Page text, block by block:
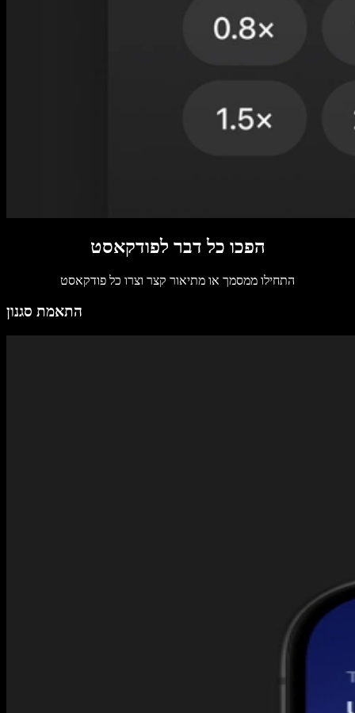
הפכו כל דבר לפודקאסט
התחילו ממסמך או מתיאור קצר וצרו כל פודקאסט
התאמת סגנון